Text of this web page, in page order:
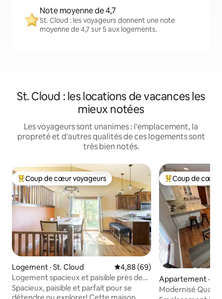
Note moyenne de 4,7
St. Cloud : les voyageurs donnent une note
moyenne de 4,7 sur 5 aux logements.
St. Cloud : les locations de vacances les
mieux notées
Les voyageurs sont unanimes : l'emplacement, la
propreté et d'autres qualités de ces logements sont
très bien notés.
Coup de cœur voyageurs parmi les plus aimés
Coup de cœur voyageurs
Logement · St. Cloud Note moyenne de 4,88 sur 5,
4,88 (69)
Logement spacieux et paisible près des
sentiers et des attractions
Spacieux, paisible et parfait pour se
Coup de cœur
Coup de cœur
Appartement ·
Modernisé